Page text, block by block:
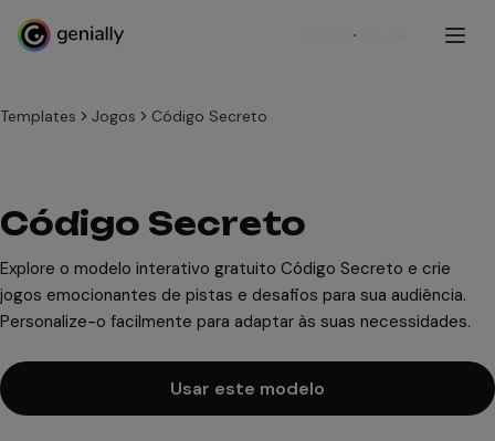
Cadastre-se
Templates Jogos Código Secreto
Código Secreto
Explore o modelo interativo gratuito Código Secreto e crie
jogos emocionantes de pistas e desafios para sua audiência.
Personalize-o facilmente para adaptar às suas necessidades.
Usar este modelo